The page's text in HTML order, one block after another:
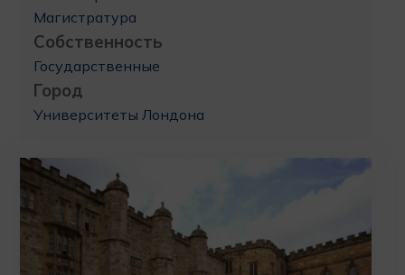
Магистратура
Собственность
Государственные
Город
Университеты Лондона